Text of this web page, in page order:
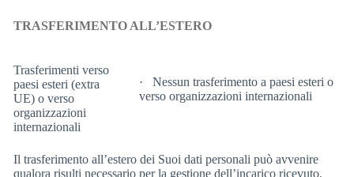
TRASFERIMENTO ALL’ESTERO
Trasferimenti verso
paesi esteri (extra
UE) o verso
organizzazioni
internazionali
· Nessun trasferimento a paesi esteri o
verso organizzazioni internazionali
Il trasferimento all’estero dei Suoi dati personali può avvenire
qualora risulti necessario per la gestione dell’incarico ricevuto.